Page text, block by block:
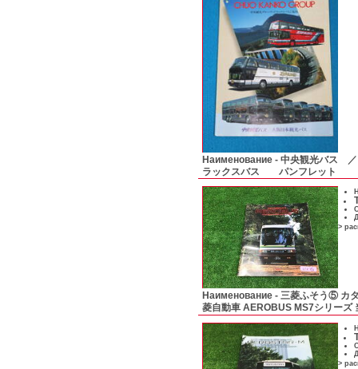
Наименование - 中央観光バス
ラックスバス パンフレット
>
Наименование - 三菱ふそう⑤ カ
菱自動車 AEROBUS MS7シリーズ
>